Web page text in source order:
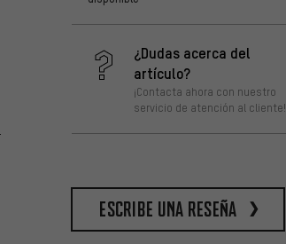
¿Dudas acerca del
artículo?
¡Contacta ahora con nuestro
servicio de atención al cliente!
escribe una reseña